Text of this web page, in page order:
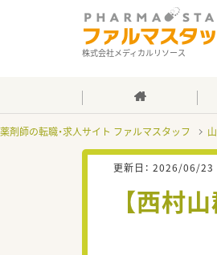
株式会社メディカルリソース
薬剤師の転職・求人サイト ファルマスタッフ
更新日： 2026/06/23
【西村